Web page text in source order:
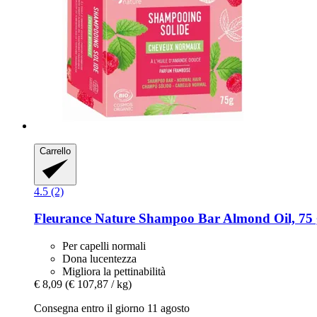
Carrello
4.5 (2)
Fleurance Nature Shampoo Bar Almond Oil, 75
Per capelli normali
Dona lucentezza
Migliora la pettinabilità
€ 8,09 (€ 107,87 / kg)
Consegna entro il giorno 11 agosto